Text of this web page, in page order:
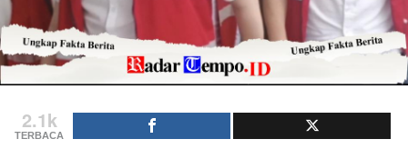
2.1k
TERBACA